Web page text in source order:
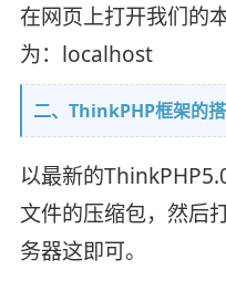
在网页上打开我们的
为：localhost
二、ThinkPHP框架的
以最新的
文件的压缩包，然后
务器这即可。